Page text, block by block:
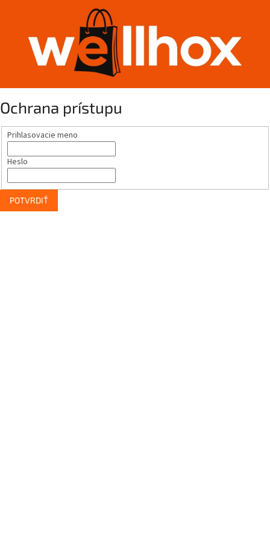
Ochrana prístupu
Prihlasovacie meno
Heslo
POTVRDIŤ